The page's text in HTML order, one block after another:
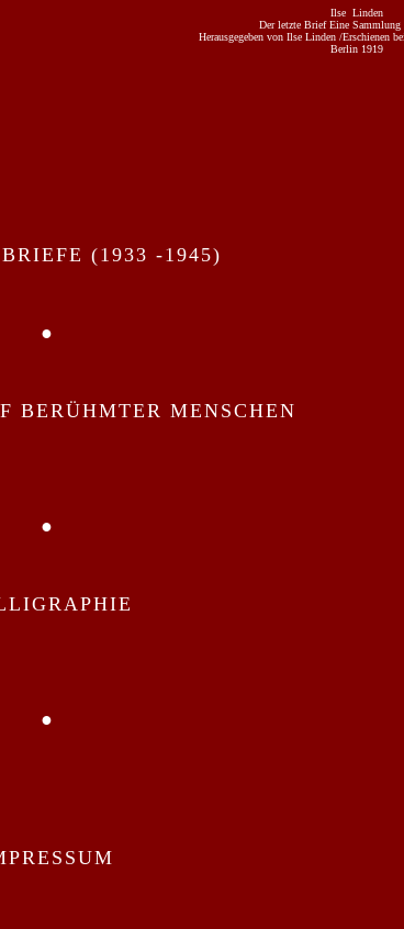
Ilse Linden
Der letzte Brief Eine Sammlung
Herausgegeben von Ilse Linden /Erschienen
Berlin 1919
(1933 -1945)
●
BERÜHMTER MENSCHEN
●
●